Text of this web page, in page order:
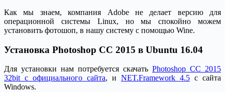
Как мы знаем, компания Adobe не делает версию для
операционной системы Linux, но мы спокойно можем
установить фотошоп, в нашу систему с помощью Wine.
Установка Photoshop CC 2015 в Ubuntu 16.04
Для установки нам потребуется скачать Photoshop CC 2015
32bit с официального сайта, и NET.Framework 4.5 с сайта
Windows.